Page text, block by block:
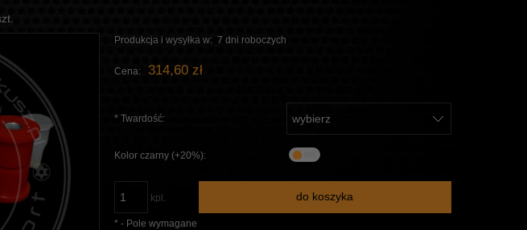
Produkcja i wysyłka w: 7 dni roboczych
Cena: 314,60 zł
* Twardość:
Kolor czarny (+20%):
kpl. do koszyka
* - Pole wymagane